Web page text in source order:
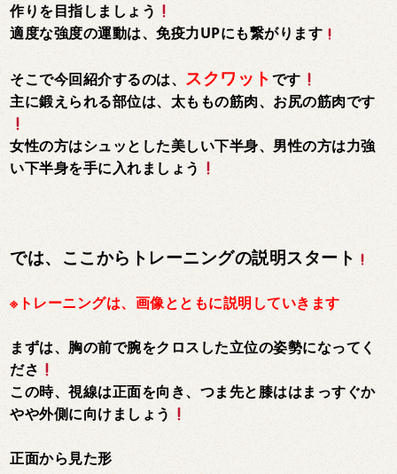
作りを目指しましょう
適度な強度の運動は、免疫力UPにも繋がります
そこで今回紹介するのは、 スクワットです
主に鍛えられる部位は、太ももの筋肉、お尻の筋肉です
女性の方はシュッとした美しい下半身、男性の方は力強
い下半身を手に入れましょう
では、ここからトレーニングの説明スタート
※トレーニングは、画像とともに説明していきます
まずは、胸の前で腕をクロスした立位の姿勢になってく
ださ
この時、視線は正面を向き、つま先と膝ははまっすぐか
やや外側に向けましょう
正面から見た形